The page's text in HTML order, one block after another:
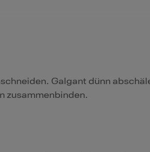
Galgant dünn
zusammenbinden.